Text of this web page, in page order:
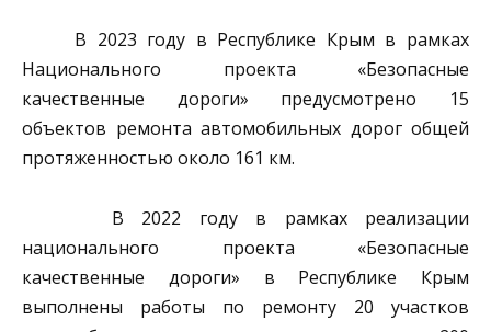
В 2023 году в Республике Крым в рамках
Национального проекта «Безопасные
качественные дороги» предусмотрено 15
объектов ремонта автомобильных дорог общей
протяженностью около 161 км.
В 2022 году в рамках реализации
национального проекта «Безопасные
качественные дороги» в Республике Крым
выполнены работы по ремонту 20 участков